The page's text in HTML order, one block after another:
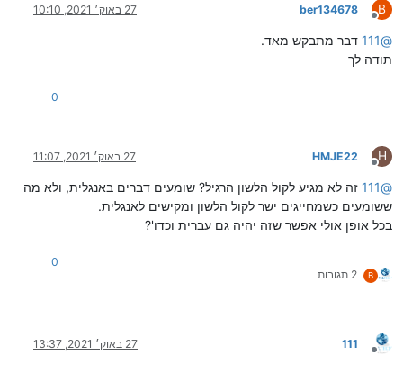
B
מנותק
ber134678 27 באוק׳ 2021, 10:10
@
111 דבר מתבקש מאד.
תודה לך
0
H
מנותק
HMJE22 27 באוק׳ 2021, 11:07
@
111 זה לא מגיע לקול הלשון הרגיל? שומעים דברים באנגלית, ולא מה
ששומעים כשמחייגים ישר לקול הלשון ומקישים לאנגלית.
בכל אופן אולי אפשר שזה יהיה גם עברית וכדו'?
B 2 תגובות
0
מנותק
111 27 באוק׳ 2021, 13:37